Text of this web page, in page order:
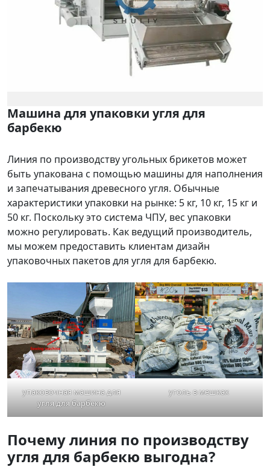
Машина для упаковки угля для
барбекю
Линия по производству угольных брикетов может
быть упакована с помощью машины для наполнения
и запечатывания древесного угля. Обычные
характеристики упаковки на рынке: 5 кг, 10 кг, 15 кг и
50 кг. Поскольку это система ЧПУ, вес упаковки
можно регулировать. Как ведущий производитель,
мы можем предоставить клиентам дизайн
упаковочных пакетов для угля для барбекю.
упаковочная машина для
угля для барбекю
уголь в мешках
Почему линия по производству
угля для барбекю выгодна?